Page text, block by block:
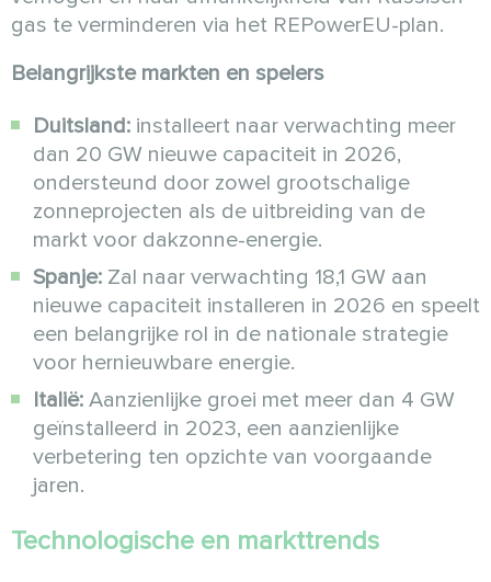
gas te verminderen via het REPowerEU-plan.
Belangrijkste markten en spelers
Duitsland: installeert naar verwachting meer
dan 20 GW nieuwe capaciteit in 2026,
ondersteund door zowel grootschalige
zonneprojecten als de uitbreiding van de
markt voor dakzonne-energie.
Spanje: Zal naar verwachting 18,1 GW aan
nieuwe capaciteit installeren in 2026 en speelt
een belangrijke rol in de nationale strategie
voor hernieuwbare energie.
Italië: Aanzienlijke groei met meer dan 4 GW
geïnstalleerd in 2023, een aanzienlijke
verbetering ten opzichte van voorgaande
jaren.
Technologische en markttrends